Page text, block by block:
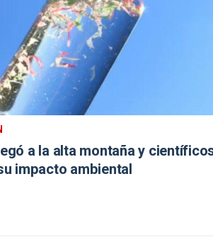
a la alta montaña y
impacto ambiental